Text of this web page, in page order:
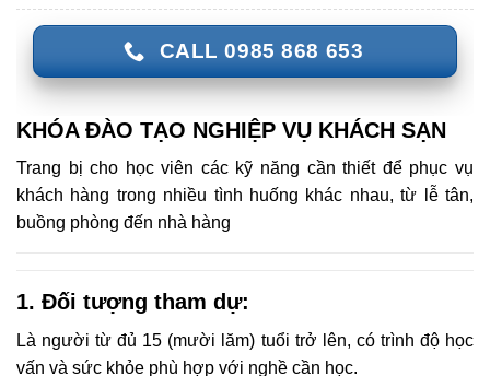
CALL 0985 868 653
KHÓA ĐÀO TẠO NGHIỆP VỤ KHÁCH SẠN
Trang bị cho học viên các kỹ năng cần thiết để phục vụ
khách hàng trong nhiều tình huống khác nhau, từ lễ tân,
buồng phòng đến nhà hàng
1. Đối tượng tham dự:
Là người từ đủ 15 (mười lăm) tuổi trở lên, có trình độ học
vấn và sức khỏe phù hợp với nghề cần học.